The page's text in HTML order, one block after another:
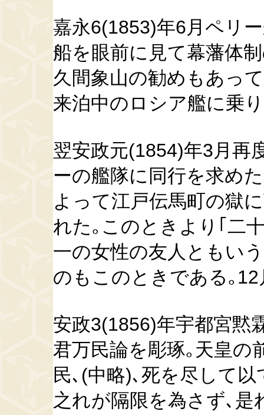
嘉永6(1853)年6月ペリ
船を眼前に見て幕藩体
久間象山の勧めもあっ
来泊中のロシア艦に乗
翌安政元(1854)年3月再
ーの艦隊に同行を求め
よって江戸伝馬町の獄
れた｡このときより｢二
一の女性の友人ともい
のもこのときである｡
安政3(1856)年宇都宮黙
君万民論を彫琢｡天皇の
民､(中略)､死を尽して
之れが隔限を為さず､是